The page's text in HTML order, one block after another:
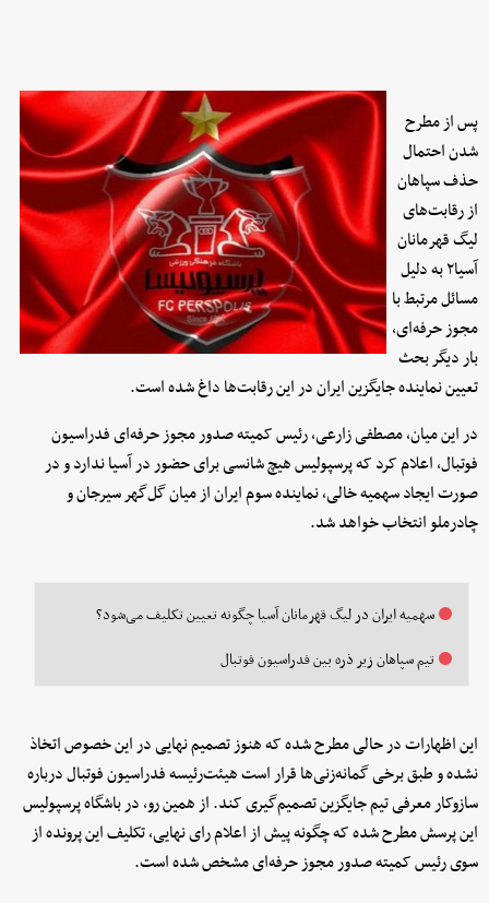
پس از مطرح
شدن احتمال
حذف سپاهان
از رقابت‌های
لیگ قهرمانان
آسیا۲ به دلیل
مسائل مرتبط با
مجوز حرفه‌ای،
بار دیگر بحث
تعیین نماینده جایگزین ایران در این رقابت‌ها داغ شده است.
در این میان، مصطفی زارعی، رئیس کمیته صدور مجوز حرفه‌ای فدراسیون
فوتبال، اعلام کرد که پرسپولیس هیچ شانسی برای حضور در آسیا ندارد و در
صورت ایجاد سهمیه خالی، نماینده سوم ایران از میان گل‌گهر سیرجان و
چادرملو انتخاب خواهد شد.
سهمیه ایران در لیگ قهرمانان آسیا چگونه تعیین تکلیف می‌شود؟
تیم سپاهان زیر ذره بین فدراسیون فوتبال
این اظهارات در حالی مطرح شده که هنوز تصمیم نهایی در این خصوص اتخاذ
نشده و طبق برخی گمانه‌زنی‌ها قرار است هیئت‌رئیسه فدراسیون فوتبال درباره
سازوکار معرفی تیم جایگزین تصمیم‌گیری کند. از همین رو، در باشگاه پرسپولیس
این پرسش مطرح شده که چگونه پیش از اعلام رای نهایی، تکلیف این پرونده از
سوی رئیس کمیته صدور مجوز حرفه‌ای مشخص شده است.